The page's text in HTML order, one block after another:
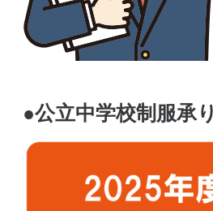
●公立中学校制服承